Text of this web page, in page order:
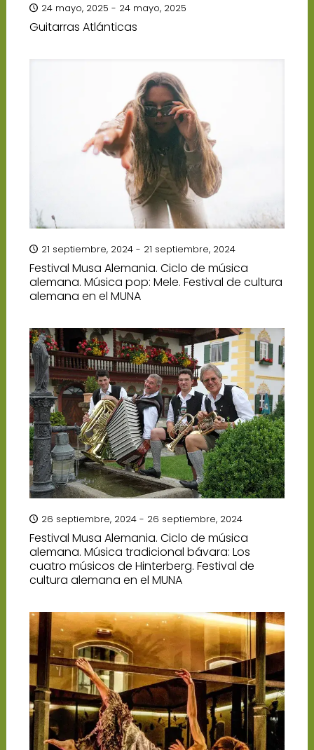
24 mayo, 2025 - 24 mayo, 2025
Guitarras Atlánticas
21 septiembre, 2024 - 21 septiembre, 2024
Festival Musa Alemania. Ciclo de música
alemana. Música pop: Mele. Festival de cultura
alemana en el MUNA
26 septiembre, 2024 - 26 septiembre, 2024
Festival Musa Alemania. Ciclo de música
alemana. Música tradicional bávara: Los
cuatro músicos de Hinterberg. Festival de
cultura alemana en el MUNA